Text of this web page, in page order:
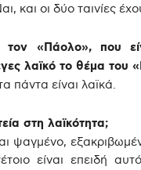
και οι δύο ταινίες
«Πάολο», που
λαϊκό το θέμα του
πάντα είναι λαϊκά.
στη λαϊκότητα;
ψαγμένο,
είναι επειδή